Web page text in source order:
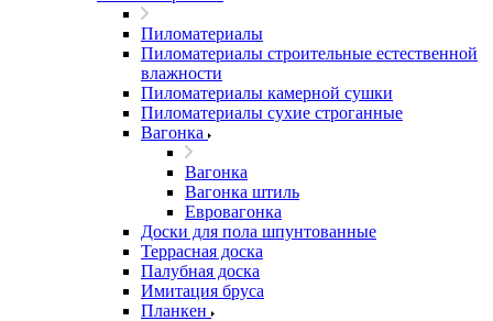
Пиломатериалы
Пиломатериалы строительные естественной
влажности
Пиломатериалы камерной сушки
Пиломатериалы сухие строганные
Вагонка
Вагонка
Вагонка штиль
Евровагонка
Доски для пола шпунтованные
Террасная доска
Палубная доска
Имитация бруса
Планкен